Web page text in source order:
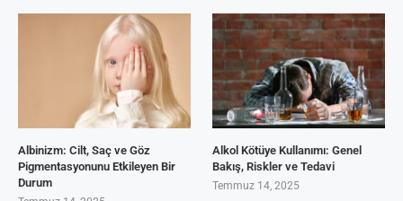
Albinizm: Cilt, Saç ve Göz
Pigmentasyonunu Etkileyen Bir
Durum
Alkol Kötüye Kullanımı: Genel
Bakış, Riskler ve Tedavi
Temmuz 14, 2025